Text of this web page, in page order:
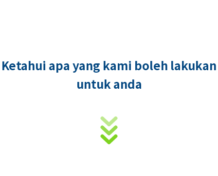
Ketahui apa yang kami boleh lakukan
untuk anda